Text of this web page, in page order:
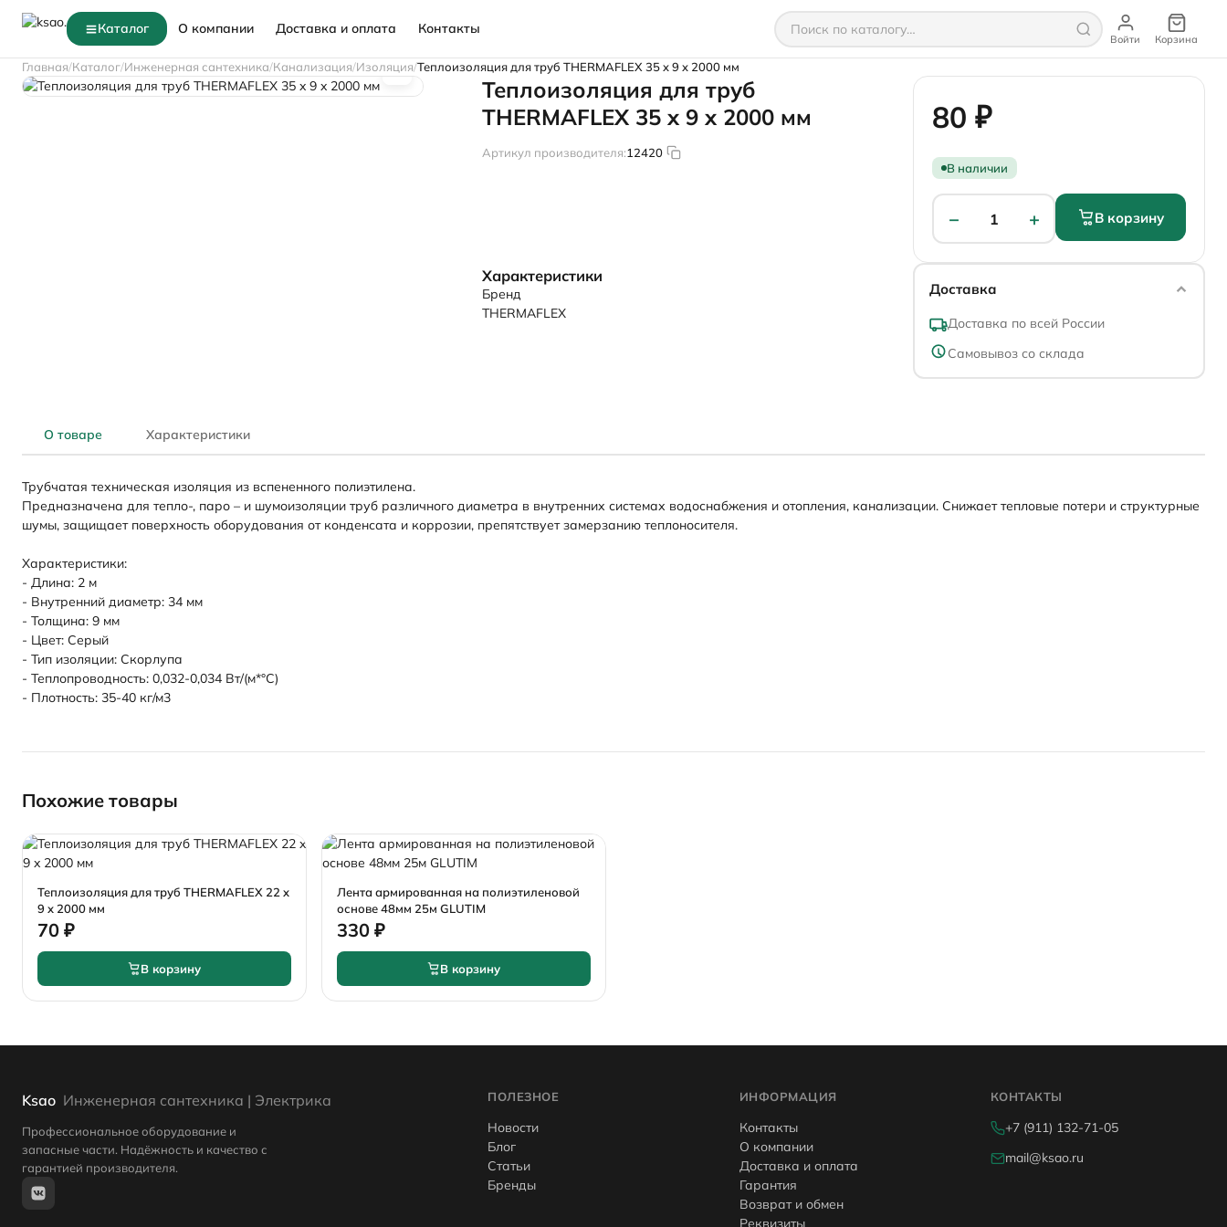
Каталог О компании Доставка и оплата Контакты
Войти Корзина
Главная Каталог Инженерная сантехника Канализация Изоляция Теплоизоляция для труб THERMAFLEX 35 x 9 x 2000 мм
Теплоизоляция для труб
THERMAFLEX 35 x 9 x 2000 мм
Артикул производителя:12420
80 ₽
В наличии
− 1 + В корзину
Доставка
Доставка по всей России
Самовывоз со склада
Характеристики
Бренд
THERMAFLEX
О товаре Характеристики
Трубчатая техническая изоляция из вспененного полиэтилена.
Предназначена для тепло-, паро – и шумоизоляции труб различного диаметра в внутренних системах водоснабжения и отопления, канализации. Снижает тепловые потери и структурные
шумы, защищает поверхность оборудования от конденсата и коррозии, препятствует замерзанию теплоносителя.
Характеристики:
- Длина: 2 м
- Внутренний диаметр: 34 мм
- Толщина: 9 мм
- Цвет: Серый
- Тип изоляции: Скорлупа
- Теплопроводность: 0,032-0,034 Вт/(м*°C)
- Плотность: 35-40 кг/м3
Похожие товары
Теплоизоляция для труб THERMAFLEX 22 x
9 x 2000 мм
70 ₽
В корзину
Лента армированная на полиэтиленовой
основе 48мм 25м GLUTIM
330 ₽
В корзину
Ksao Инженерная сантехника | Электрика
Профессиональное оборудование и
запасные части. Надёжность и качество с
гарантией производителя.
ПОЛЕЗНОЕ
Новости
Блог
Статьи
Бренды
ИНФОРМАЦИЯ
Контакты
О компании
Доставка и оплата
Гарантия
Возврат и обмен
Реквизиты
КОНТАКТЫ
+7 (911) 132-71-05
mail@ksao.ru